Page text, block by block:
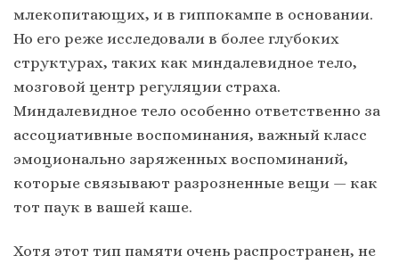
млекопитающих, и в гиппокампе в основании.
Но его реже исследовали в более глубоких
структурах, таких как миндалевидное тело,
мозговой центр регуляции страха.
Миндалевидное тело особенно ответственно за
ассоциативные воспоминания, важный класс
эмоционально заряженных воспоминаний,
которые связывают разрозненные вещи — как
тот паук в вашей каше.
Хотя этот тип памяти очень распространен, не